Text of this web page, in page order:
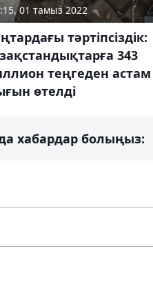
01 тамыз 2022
тәртіпсіздік:
343
теңгеден астам
өтелді
хабардар болыңыз: